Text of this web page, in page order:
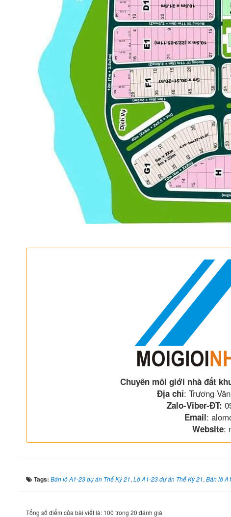
Chuyên môi giới nhà đất
Địa chỉ: Trương
Zalo-Viber-ĐT:
Email:
Website:
Tags: Bán lô A1-23 dự án Thế Kỷ 21, Lô A1-23 dự án Thế Kỷ 21, Bán lô
Tổng số điểm của bài viết là: 100 trong 20 đánh giá